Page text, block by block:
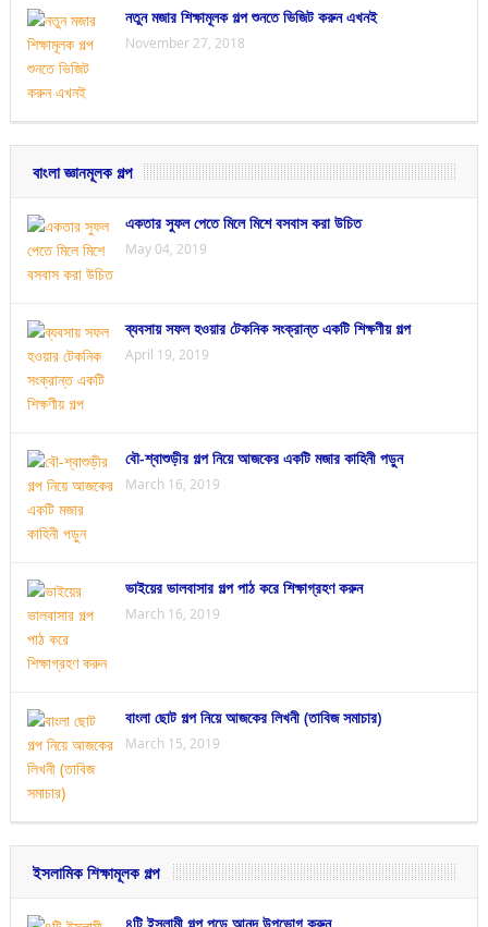
নতুন মজার শিক্ষামূলক গল্প শুনতে ভিজিট করুন এখনই
November 27, 2018
বাংলা জ্ঞানমূলক গল্প
একতার সুফল পেতে মিলে মিশে বসবাস করা উচিত
May 04, 2019
ব্যবসায় সফল হওয়ার টেকনিক সংক্রান্ত একটি শিক্ষণীয় গল্প
April 19, 2019
বৌ-শ্বাশুড়ীর গল্প নিয়ে আজকের একটি মজার কাহিনী পড়ুন
March 16, 2019
ভাইয়ের ভালবাসার গল্প পাঠ করে শিক্ষাগ্রহণ করুন
March 16, 2019
বাংলা ছোট গল্প নিয়ে আজকের লিখনী (তাবিজ সমাচার)
March 15, 2019
ইসলামিক শিক্ষামূলক গল্প
৪টি ইসলামী গল্প পড়ে আনন্দ উপভোগ করুন